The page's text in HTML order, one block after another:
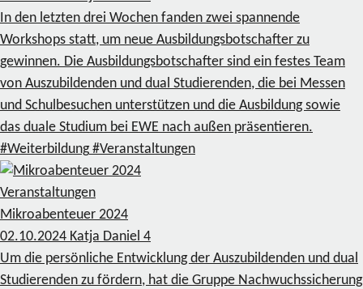
In den letzten drei Wochen fanden zwei spannende
Workshops statt, um neue Ausbildungsbotschafter zu
gewinnen. Die Ausbildungsbotschafter sind ein festes Team
von Auszubildenden und dual Studierenden, die bei Messen
und Schulbesuchen unterstützen und die Ausbildung sowie
das duale Studium bei EWE nach außen präsentieren.
#Weiterbildung #Veranstaltungen
Veranstaltungen
Mikroabenteuer 2024
02.10.2024 Katja Daniel 4
Um die persönliche Entwicklung der Auszubildenden und dual
Studierenden zu fördern, hat die Gruppe Nachwuchssicherung